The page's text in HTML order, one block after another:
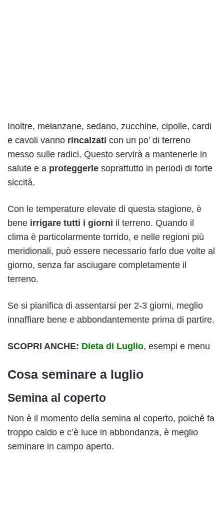
Inoltre, melanzane, sedano, zucchine, cipolle, cardi
e cavoli vanno rincalzati con un po’ di terreno
messo sulle radici. Questo servirà a mantenerle in
salute e a proteggerle soprattutto in periodi di forte
siccità.
Con le temperature elevate di questa stagione, è
bene irrigare tutti i giorni il terreno. Quando il
clima è particolarmente torrido, e nelle regioni più
meridionali, può essere necessario farlo due volte al
giorno, senza far asciugare completamente il
terreno.
Se si pianifica di assentarsi per 2-3 giorni, meglio
innaffiare bene e abbondantemente prima di partire.
SCOPRI ANCHE: Dieta di Luglio, esempi e menu
Cosa seminare a luglio
Semina al coperto
Non è il momento della semina al coperto, poiché fa
troppo caldo e c’è luce in abbondanza, è meglio
seminare in campo aperto.